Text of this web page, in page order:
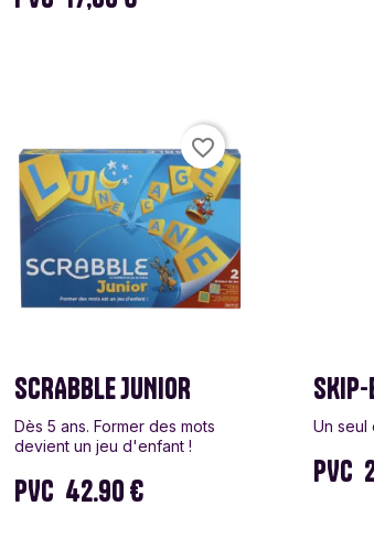
Tabula Games Tackturn
Uchibacoya Winning Moves
SCRABBLE JUNIOR
Dès 5 ans. Former des mots
devient un jeu d'enfant !
PVC 42.90 €
favorite_border
SKIP-
Un seul
PVC